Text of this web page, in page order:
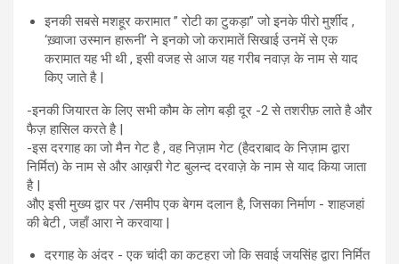
इनकी सबसे मशहूर करामात ” रोटी का टुकड़ा” जो इनके पीरो मुर्शीद ,
‘ख़्वाजा उस्मान हारूनी’ ने इनको जो करामातें सिखाई उनमें से एक
करामात यह भी थी , इसी वजह से आज यह गरीब नवाज़ के नाम से याद
किए जाते है |
-इनकी जियारत के लिए सभी कौम के लोग बड़ी दूर -2 से तशरीफ़ लाते है और
फैज़ हासिल करते है |
-इस दरगाह का जो मैन गेट है , वह निज़ाम गेट (हैदराबाद के निज़ाम द्वारा
निर्मित) के नाम से और आख़री गेट बुलन्द दरवाज़े के नाम से याद किया जाता
है |
औए इसी मुख्य द्वार पर /समीप एक बेगम दलान है, जिसका निर्माण - शाहजहां
की बेटी , जहाँ आरा ने करवाया |
दरगाह के अंदर - एक चांदी का कटहरा जो कि सवाई जयसिंह द्वारा निर्मित